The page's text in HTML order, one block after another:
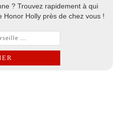
? Trouvez rapidement à qui
Holly près de chez vous !